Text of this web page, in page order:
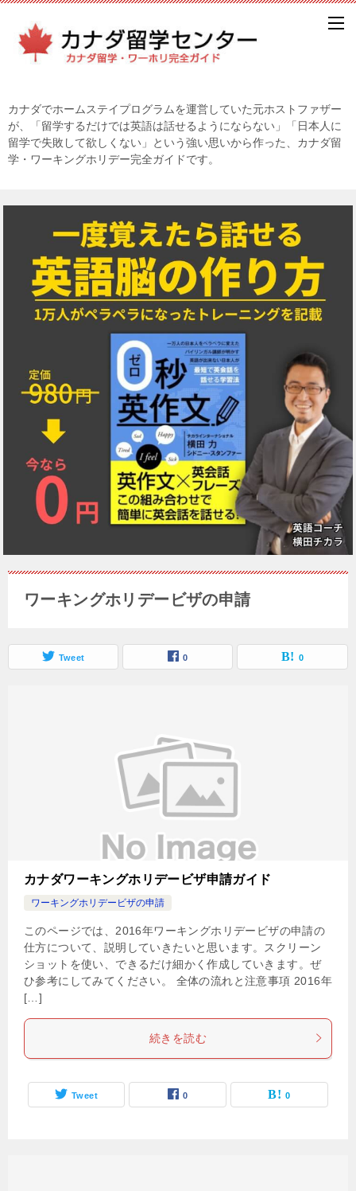
カナダでホームステイプログラムを運営していた元ホストファザー
が、「留学するだけでは英語は話せるようにならない」「日本人に
留学で失敗して欲しくない」という強い思いから作った、カナダ留
学・ワーキングホリデー完全ガイドです。
ワーキングホリデービザの申請
Tweet 0 0
カナダワーキングホリデービザ申請ガイド
ワーキングホリデービザの申請
このページでは、2016年ワーキングホリデービザの申請の
仕方について、説明していきたいと思います。スクリーン
ショットを使い、できるだけ細かく作成していきます。ぜ
ひ参考にしてみてください。 全体の流れと注意事項 2016年
[…]
続きを読む
Tweet 0 0